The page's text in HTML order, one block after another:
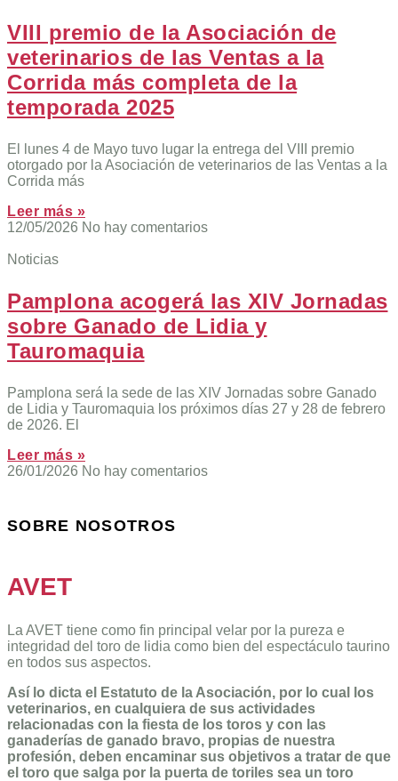
VIII premio de la Asociación de
veterinarios de las Ventas a la
Corrida más completa de la
temporada 2025
El lunes 4 de Mayo tuvo lugar la entrega del VIII premio
otorgado por la Asociación de veterinarios de las Ventas a la
Corrida más
Leer más »
12/05/2026 No hay comentarios
Noticias
Pamplona acogerá las XIV Jornadas
sobre Ganado de Lidia y
Tauromaquia
Pamplona será la sede de las XIV Jornadas sobre Ganado
de Lidia y Tauromaquia los próximos días 27 y 28 de febrero
de 2026. El
Leer más »
26/01/2026 No hay comentarios
SOBRE NOSOTROS
AVET
La AVET tiene como fin principal velar por la pureza e
integridad del toro de lidia como bien del espectáculo taurino
en todos sus aspectos.
Así lo dicta el Estatuto de la Asociación, por lo cual los
veterinarios, en cualquiera de sus actividades
relacionadas con la fiesta de los toros y con las
ganaderías de ganado bravo, propias de nuestra
profesión, deben encaminar sus objetivos a tratar de que
el toro que salga por la puerta de toriles sea un toro